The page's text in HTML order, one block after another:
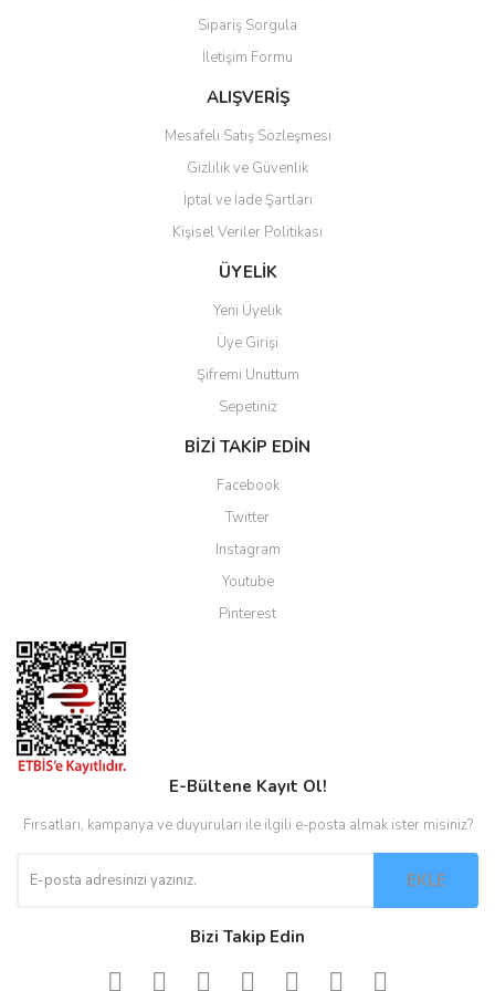
Ürün bilgilerinde hatalar bulunuyor.
Ürün fiyatı diğer sitelerden daha pahalı.
Bu ürüne benzer farklı alternatifler olmalı.
Gönder
Sipariş Sorgula
İletişim Formu
ALIŞVERİŞ
Mesafeli Satış Sözleşmesi
Gizlilik ve Güvenlik
İptal ve İade Şartları
Kişisel Veriler Politikası
ÜYELİK
Yeni Üyelik
Üye Girişi
Şifremi Unuttum
Sepetiniz
BİZİ TAKİP EDİN
Facebook
Twitter
Instagram
Youtube
Pinterest
E-Bültene Kayıt Ol!
Fırsatları, kampanya ve duyuruları ile ilgili e-posta almak ister misiniz?
EKLE
Bizi Takip Edin